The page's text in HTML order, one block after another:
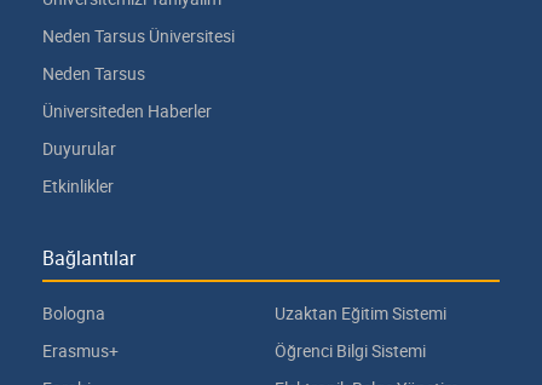
Neden Tarsus Üniversitesi
Neden Tarsus
Üniversiteden Haberler
Duyurular
Etkinlikler
Bağlantılar
Bologna
Erasmus+
Uzaktan Eğitim Sistemi
Öğrenci Bilgi Sistemi